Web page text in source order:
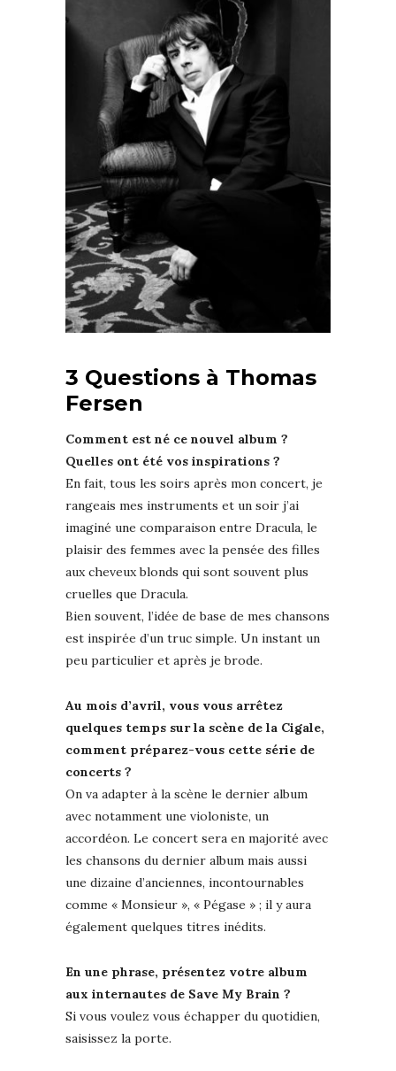
3 Questions à Thomas
Fersen
Comment est né ce nouvel album ?
Quelles ont été vos inspirations ?
En fait, tous les soirs après mon concert, je
rangeais mes instruments et un soir j’ai
imaginé une comparaison entre Dracula, le
plaisir des femmes avec la pensée des filles
aux cheveux blonds qui sont souvent plus
cruelles que Dracula.
Bien souvent, l’idée de base de mes chansons
est inspirée d’un truc simple. Un instant un
peu particulier et après je brode.
Au mois d’avril, vous vous arrêtez
quelques temps sur la scène de la Cigale,
comment préparez-vous cette série de
concerts ?
On va adapter à la scène le dernier album
avec notamment une violoniste, un
accordéon. Le concert sera en majorité avec
les chansons du dernier album mais aussi
une dizaine d’anciennes, incontournables
comme « Monsieur », « Pégase » ; il y aura
également quelques titres inédits.
En une phrase, présentez votre album
aux internautes de Save My Brain ?
Si vous voulez vous échapper du quotidien,
saisissez la porte.